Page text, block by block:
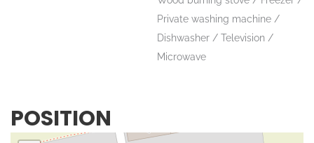
Private washing machine
Dishwasher
Television
Microwave
POSITION